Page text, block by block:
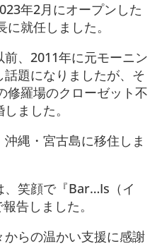
年2月にオープンした
就任しました。
、2011年に元モーニン
題になりましたが、そ
修羅場のクローゼット不
ました。
縄・宮古島に移住しま
、笑顔で『Bar…Is（イ
告しました。
らの温かい支援に感謝